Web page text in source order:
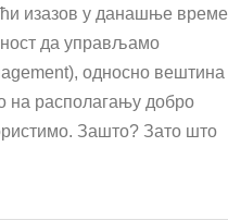
изазов у данашње време
да управљамо
односно вештина
на располагању добро
Зашто? Зато што